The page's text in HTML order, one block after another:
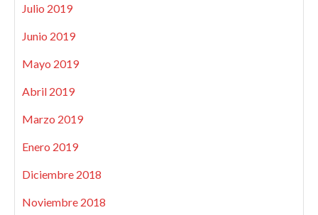
Julio 2019
Junio 2019
Mayo 2019
Abril 2019
Marzo 2019
Enero 2019
Diciembre 2018
Noviembre 2018